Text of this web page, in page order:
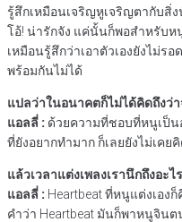
รู้สึกเหมือนเจริญหูเจริญตากับสิ่
โอ้! น่ารักจัง แค่นั้นก็พอสำหรับห
เหมือนรู้สึกว่าเอาตัวเองยังไม่ร
พร้อมกันไม่ได้
แปลว่าในอนาคตก็ไม่ได้คิดถึงว่
แอลลี่ : ด้วยความที่ชอบที่หนูเป็น
ที่ยังอยากทำมาก ก็เลยยังไม่เคย
แล้วเวลาแต่งเพลงเรานึกถึงอะไ
แอลลี่ : Heartbeat ที่หนูแต่งเอง
คำว่า Heartbeat มันก็พาหนูจิน